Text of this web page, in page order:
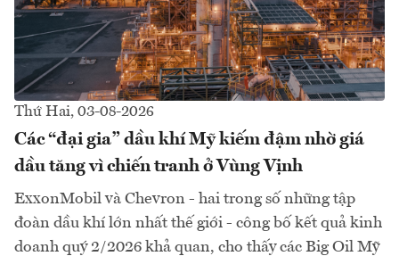
Thứ Hai, 03-08-2026
Các “đại gia” dầu khí Mỹ kiếm đậm nhờ giá
dầu tăng vì chiến tranh ở Vùng Vịnh
ExxonMobil và Chevron - hai trong số những tập
đoàn dầu khí lớn nhất thế giới - công bố kết quả kinh
doanh quý 2/2026 khả quan, cho thấy các Big Oil Mỹ